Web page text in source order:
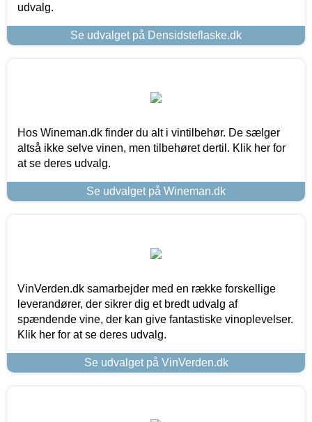
udvalg.
Se udvalget på Densidsteflaske.dk
Hos Wineman.dk finder du alt i vintilbehør. De sælger
altså ikke selve vinen, men tilbehøret dertil. Klik her for
at se deres udvalg.
Se udvalget på Wineman.dk
VinVerden.dk samarbejder med en række forskellige
leverandører, der sikrer dig et bredt udvalg af
spændende vine, der kan give fantastiske vinoplevelser.
Klik her for at se deres udvalg.
Se udvalget på VinVerden.dk